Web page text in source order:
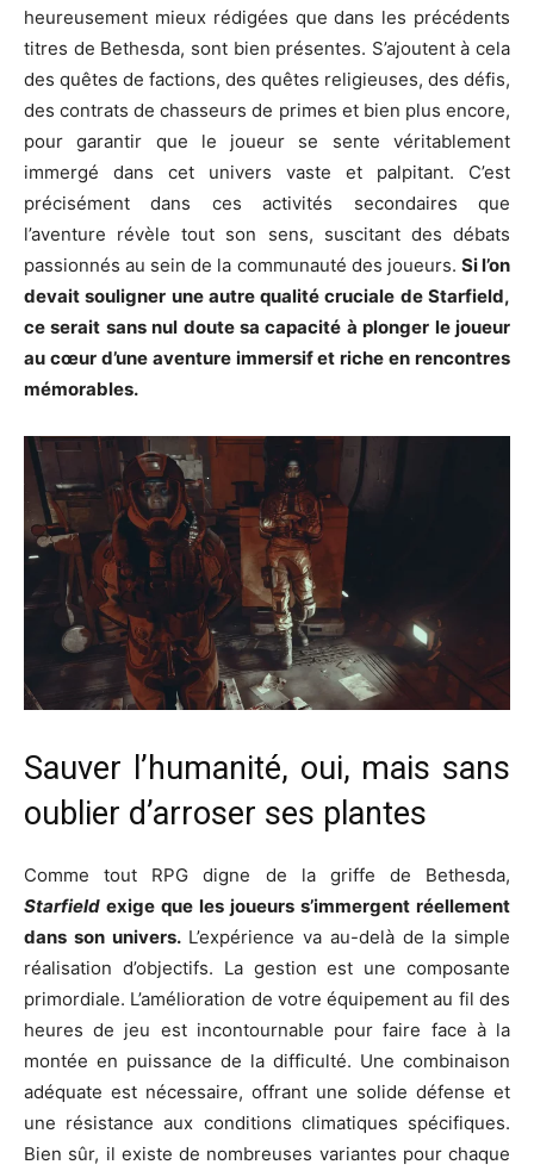
heureusement mieux rédigées que dans les précédents
titres de Bethesda, sont bien présentes. S’ajoutent à cela
des quêtes de factions, des quêtes religieuses, des défis,
des contrats de chasseurs de primes et bien plus encore,
pour garantir que le joueur se sente véritablement
immergé dans cet univers vaste et palpitant. C’est
précisément dans ces activités secondaires que
l’aventure révèle tout son sens, suscitant des débats
passionnés au sein de la communauté des joueurs. Si l’on
devait souligner une autre qualité cruciale de Starfield,
ce serait sans nul doute sa capacité à plonger le joueur
au cœur d’une aventure immersif et riche en rencontres
mémorables.
Sauver l’humanité, oui, mais sans
oublier d’arroser ses plantes
Comme tout RPG digne de la griffe de Bethesda,
Starfield exige que les joueurs s’immergent réellement
dans son univers.L’expérience va au-delà de la simple
réalisation d’objectifs. La gestion est une composante
primordiale. L’amélioration de votre équipement au fil des
heures de jeu est incontournable pour faire face à la
montée en puissance de la difficulté. Une combinaison
adéquate est nécessaire, offrant une solide défense et
une résistance aux conditions climatiques spécifiques.
Bien sûr, il existe de nombreuses variantes pour chaque